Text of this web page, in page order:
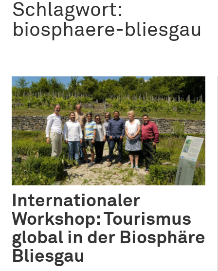
Schlagwort:
biosphaere-bliesgau
Internationaler
Workshop: Tourismus
global in der Biosphäre
Bliesgau